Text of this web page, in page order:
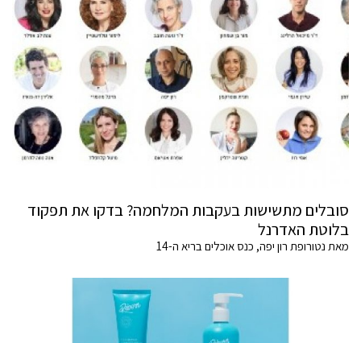
סובלים מתשישות בעקבות המלחמה? בדקו את תפקוד
בלוטת האדרנל
מאת נטורופת רון יפה, כנס אוכלים בריא ה-14